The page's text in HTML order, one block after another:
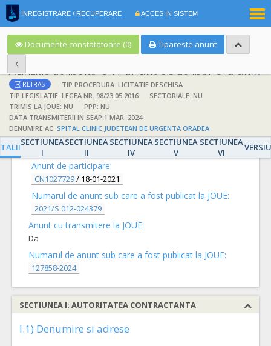
INREGISTRARE / RECUPERARE ACCES IN SISTEM
Documente constatatoare (0) Tipareste anunt
Achizitie atribuita prin anunt de atribuire la anunt de participare
RETRAS
TIP PROCEDURA: LICITATIE DESCHISA
TIP LEGISLATIE: LEGEA NR. 98/23.05.2016
SECTORIALE: NU
TRIMIS LA JOUE: NU
PPP: NU
DATA TRANSMITERII IN SEAP:1 MAR. 2024
DENUMIRE AC: SPITAL CLINIC JUDETEAN DE URGENTA ORADEA
SECTIUNEA
I
SECTIUNEA
II
SECTIUNEA
IV
SECTIUNEA
V
SECTIUNEA
VI
DETALII
Anunt de participare:
CN1027729/ 18-01-2021
Numarul de anunt sub care a fost publicat la JOUE:
2021/S 012-024379
Anunt cu transmitere la JOUE:
Da
Numarul de anunt sub care a fost publicat la JOUE:
127858-2024
SECTIUNEA I: AUTORITATEA CONTRACTANTA
I.1) Denumire si adrese